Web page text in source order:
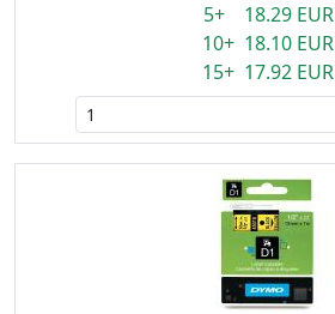
5+ 18.29 EUR
10+ 18.10 EUR
15+ 17.92 EUR